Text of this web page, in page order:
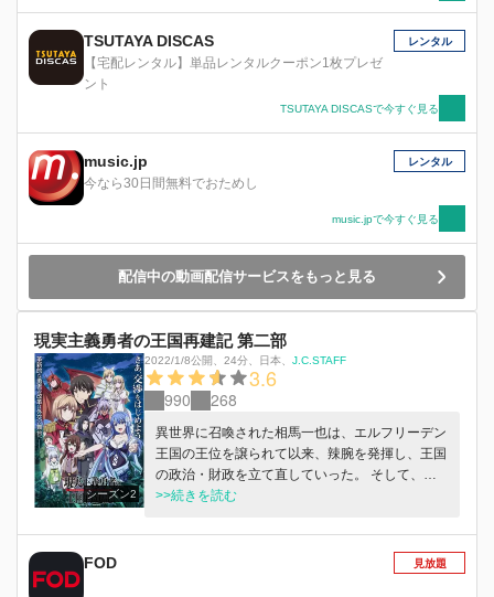
TSUTAYA DISCAS
【宅配レンタル】単品レンタルクーポン1枚プレゼ
ント
レンタル
TSUTAYA DISCASで今すぐ見る
music.jp
今なら30日間無料でおためし
レンタル
music.jpで今すぐ見る
配信中の動画配信サービスをもっと見る
現実主義勇者の王国再建記 第二部
シーズン2
2022/1/8公開 24分 日本 J.C.STAFF
3.6
990 268
異世界に召喚された相馬一也は、エルフリーデン
王国の王位を譲られて以来、辣腕を発揮し、王国
の政治・財政を立て直していった。 そして、三
公の反乱とアミドニア公国の侵略を鎮圧したソー
アの首都ヴァンを失い敗走した皇太子ユリウスが
復権を狙い、人類宣言の盟主たるグラン・ケイオ
>>続きを読む
FOD 見放題